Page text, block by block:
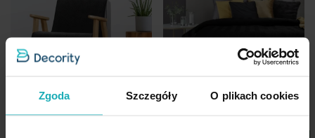
Zgoda Szczegóły O plikach cookies
Waga netto
300 g
Dane techniczne:
szerokość: 50 cm
skład: 100% poliester - welwet
Dopuszcza się użycie nadchlorku etylenu oraz
wodnego roztworu węglanu fluoru